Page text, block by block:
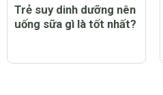
Trẻ suy dinh dưỡng nên
uống sữa gì là tốt nhất?